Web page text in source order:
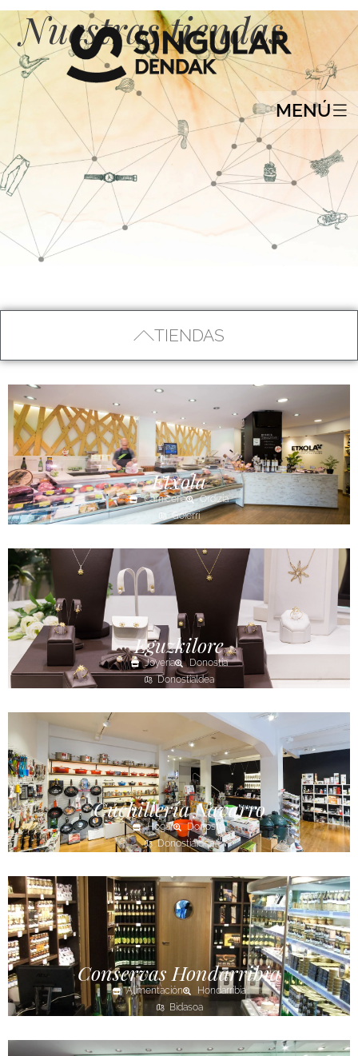
MENÚ
Nuestras tiendas
TIENDAS
Etxola
Carnicería
Ordizia
Goierri
Eguzkilore
Joyería
Donostia
Donostialdea
Cuchillería Navarro
Hogar
Donostia
Donostialdea
Conservas Hondarribia
Alimentación
Hondarribia
Bidasoa